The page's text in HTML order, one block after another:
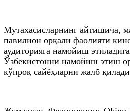
Мутахасисларнинг айтишича,
павилион орқали фаолияти
аудиторияга намойиш
Ўзбекистонни намойиш этиш
кўпроқ сайёҳларни жалб